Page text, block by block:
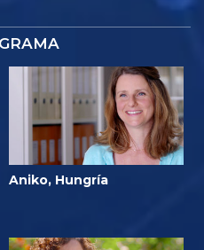
Aniko, Hungría